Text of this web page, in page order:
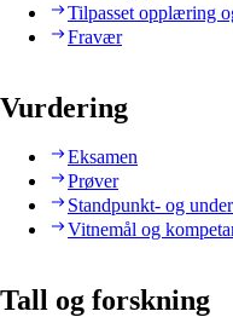
Tilpasset opplæring
Fravær
Vurdering
Eksamen
Prøver
Standpunkt- og
Vitnemål og
Tall og forskning